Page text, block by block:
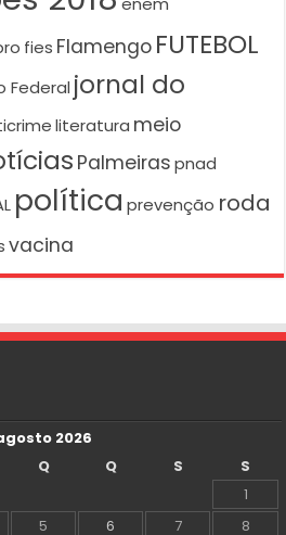
fies Flamengo FUTEBOL
Federal jornal do
literatura meio
Palmeiras pnad
política prevenção roda
vacina
2026
Q Q S
S
1
5 6 7
8